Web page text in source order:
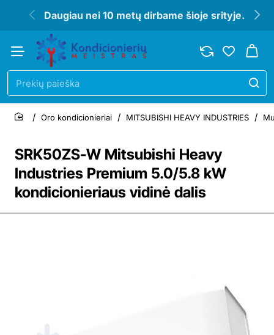
Daugiau nei 10 metų dirbame šioje srityje.
Prekių
paieška
SRK50ZS-W Mitsubishi Heavy
Industries Premium 5.0/5.8 kW
kondicionieriaus vidinė dalis
home
Oro kondicionieriai MITSUBISHI HEAVY INDUSTRIES